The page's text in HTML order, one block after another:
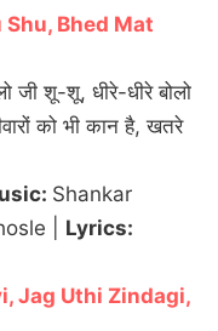
Shu, Bhed Mat
जी शू-शू, धीरे-धीरे बोलो
को भी कान है, खतरे
Shankar
| Lyrics:
Jag Uthi Zindagi,